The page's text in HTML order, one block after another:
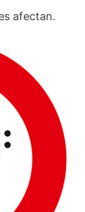
afectan.